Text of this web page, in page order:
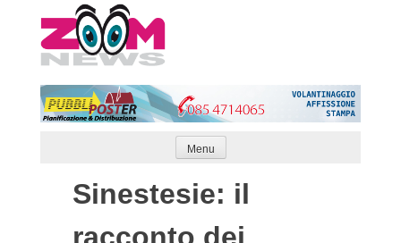
to
content
Menu
Sinestesie: il